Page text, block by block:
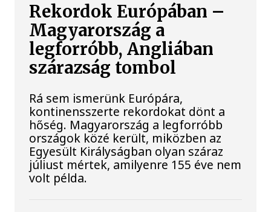
Rekordok Európában –
Magyarország a
legforróbb, Angliában
szárazság tombol
Rá sem ismerünk Európára,
kontinensszerte rekordokat dönt a
hőség. Magyarország a legforróbb
országok közé került, miközben az
Egyesült Királyságban olyan száraz
júliust mértek, amilyenre 155 éve nem
volt példa.